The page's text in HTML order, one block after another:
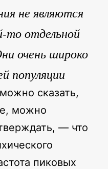
не являются
то отдельной
очень широко
популяции
сказать,
можно
— что
пиковых